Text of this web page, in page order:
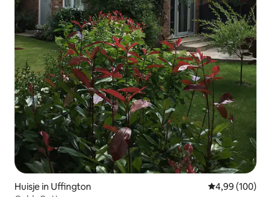
Huisje in Uffington Gemiddelde
4,99 (100)